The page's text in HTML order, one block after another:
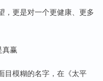
，更是对一个更健康、更多
真赢
目模糊的名字，在《太平